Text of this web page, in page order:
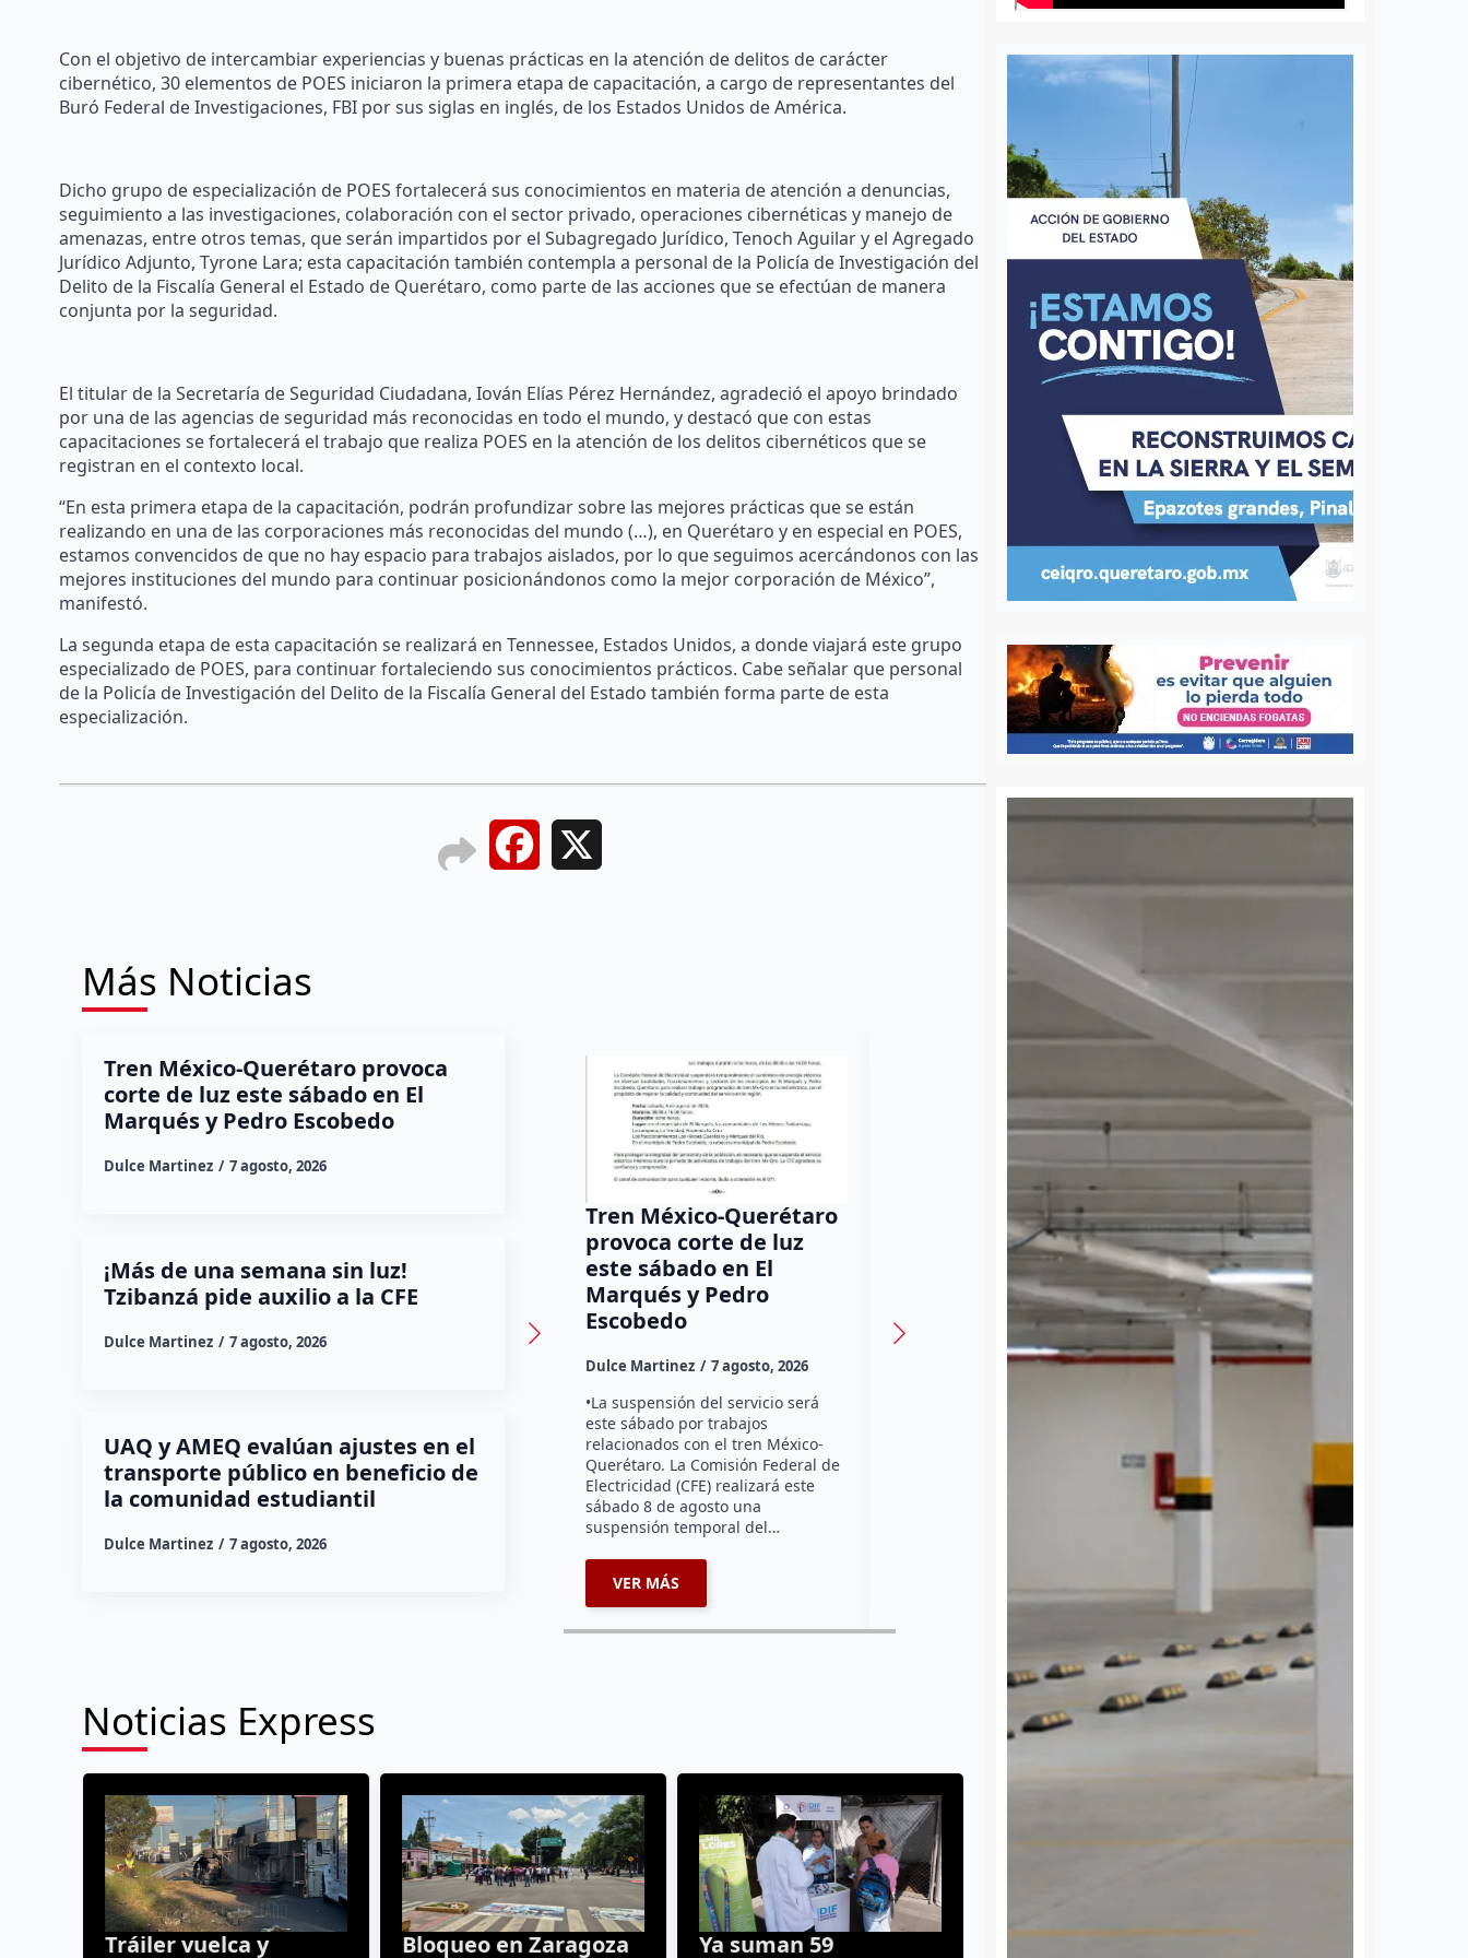
Con el objetivo de intercambiar experiencias y buenas prácticas en la atención de delitos de carácter
cibernético, 30 elementos de POES iniciaron la primera etapa de capacitación, a cargo de representantes del
Buró Federal de Investigaciones, FBI por sus siglas en inglés, de los Estados Unidos de América.
Dicho grupo de especialización de POES fortalecerá sus conocimientos en materia de atención a denuncias,
seguimiento a las investigaciones, colaboración con el sector privado, operaciones cibernéticas y manejo de
amenazas, entre otros temas, que serán impartidos por el Subagregado Jurídico, Tenoch Aguilar y el Agregado
Jurídico Adjunto, Tyrone Lara; esta capacitación también contempla a personal de la Policía de Investigación del
Delito de la Fiscalía General el Estado de Querétaro, como parte de las acciones que se efectúan de manera
conjunta por la seguridad.
El titular de la Secretaría de Seguridad Ciudadana, Iován Elías Pérez Hernández, agradeció el apoyo brindado
por una de las agencias de seguridad más reconocidas en todo el mundo, y destacó que con estas
capacitaciones se fortalecerá el trabajo que realiza POES en la atención de los delitos cibernéticos que se
registran en el contexto local.
“En esta primera etapa de la capacitación, podrán profundizar sobre las mejores prácticas que se están
realizando en una de las corporaciones más reconocidas del mundo (…), en Querétaro y en especial en POES,
estamos convencidos de que no hay espacio para trabajos aislados, por lo que seguimos acercándonos con las
mejores instituciones del mundo para continuar posicionándonos como la mejor corporación de México”,
manifestó.
La segunda etapa de esta capacitación se realizará en Tennessee, Estados Unidos, a donde viajará este grupo
especializado de POES, para continuar fortaleciendo sus conocimientos prácticos. Cabe señalar que personal
de la Policía de Investigación del Delito de la Fiscalía General del Estado también forma parte de esta
especialización.
Facebook
Más Noticias
Tren México-Querétaro provoca
corte de luz este sábado en El
Marqués y Pedro Escobedo
Dulce Martinez 7 agosto, 2026
¡Más de una semana sin luz!
Tzibanzá pide auxilio a la CFE
Dulce Martinez 7 agosto, 2026
UAQ y AMEQ evalúan ajustes en el
transporte público en beneficio de
la comunidad estudiantil
Dulce Martinez 7 agosto, 2026
Tren México-Querétaro
provoca corte de luz
este sábado en El
Marqués y Pedro
Escobedo
Dulce Martinez 7 agosto, 2026
•La suspensión del servicio será
este sábado por trabajos
relacionados con el tren México-
Querétaro. La Comisión Federal de
Electricidad (CFE) realizará este
sábado 8 de agosto una
suspensión temporal del…
VER MÁS
¡Más de una semana sin
luz! Tzibanzá pide
7 agosto, 2026
Habitantes de la comunidad de
Tzibanzá hicieron un llamado
UAQ y AMEQ evalúan
ajustes en el transporte
público en beneficio de
la comunidad
estudiantil
Dulce Martinez
Movilidad del Estado de Querétaro
para ampliar la cobertura del
transporte público que utiliza la
comunidad universitaria.…
Noticias Express
Tráiler vuelca y
Bloqueo en Zaragoza
Ya suman 59
Niegan acceso a